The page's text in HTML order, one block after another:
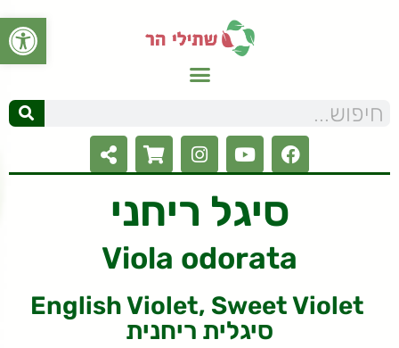
פתח
סיגל ריחני
Viola odorata
English Violet, Sweet Violet
סיגלית ריחנית